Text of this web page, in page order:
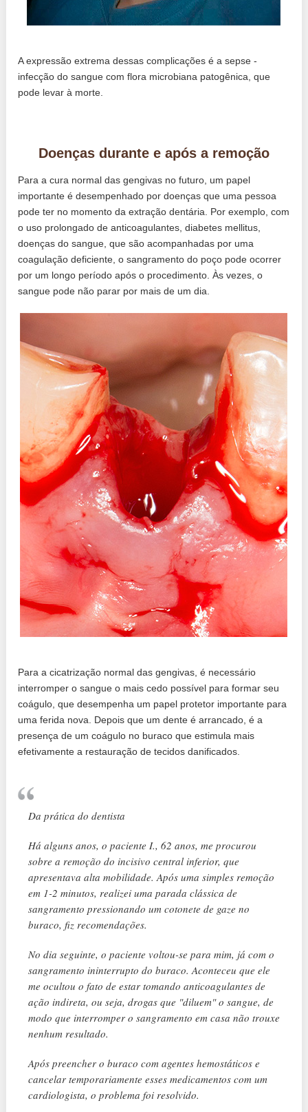
A expressão extrema dessas complicações é a sepse -
infecção do sangue com flora microbiana patogênica, que
pode levar à morte.
Doenças durante e após a remoção
Para a cura normal das gengivas no futuro, um papel
importante é desempenhado por doenças que uma pessoa
pode ter no momento da extração dentária. Por exemplo, com
o uso prolongado de anticoagulantes, diabetes mellitus,
doenças do sangue, que são acompanhadas por uma
coagulação deficiente, o sangramento do poço pode ocorrer
por um longo período após o procedimento. Às vezes, o
sangue pode não parar por mais de um dia.
Para a cicatrização normal das gengivas, é necessário
interromper o sangue o mais cedo possível para formar seu
coágulo, que desempenha um papel protetor importante para
uma ferida nova. Depois que um dente é arrancado, é a
presença de um coágulo no buraco que estimula mais
efetivamente a restauração de tecidos danificados.
Da prática do dentista
Há alguns anos, o paciente I., 62 anos, me procurou
sobre a remoção do incisivo central inferior, que
apresentava alta mobilidade. Após uma simples remoção
em 1-2 minutos, realizei uma parada clássica de
sangramento pressionando um cotonete de gaze no
buraco, fiz recomendações.
No dia seguinte, o paciente voltou-se para mim, já com o
sangramento ininterrupto do buraco. Aconteceu que ele
me ocultou o fato de estar tomando anticoagulantes de
ação indireta, ou seja, drogas que "diluem" o sangue, de
modo que interromper o sangramento em casa não trouxe
nenhum resultado.
Após preencher o buraco com agentes hemostáticos e
cancelar temporariamente esses medicamentos com um
cardiologista, o problema foi resolvido.